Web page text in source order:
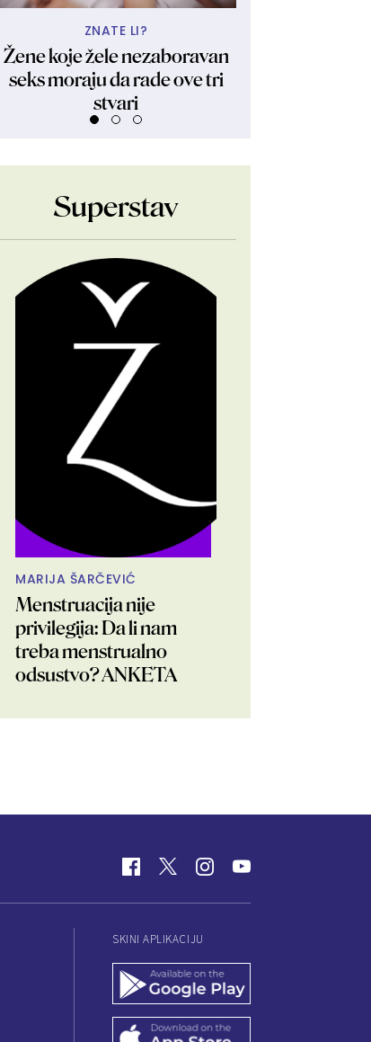
ZNATE LI?
Žene koje žele nezaboravan
seks moraju da rade ove tri
stvari
Superstav
MARIJA ŠARČEVIĆ
Menstruacija nije
privilegija: Da li nam
treba menstrualno
odsustvo? ANKETA
SKINI APLIKACIJU